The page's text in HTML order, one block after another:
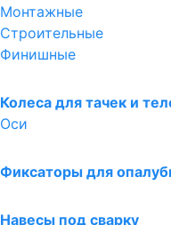
Монтажные
Строительные
Финишные
Колеса для тачек и
Оси
Фиксаторы для
Навесы под сварку